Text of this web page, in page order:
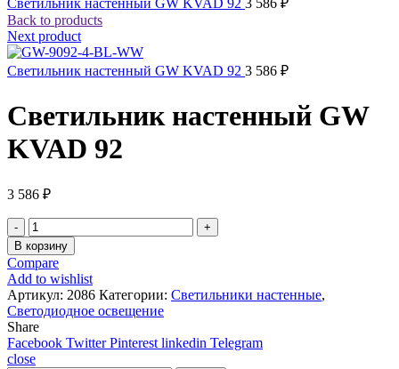
Светильник настенный GW KVAD 92 3 586 ₽
Back to products
Next product
Светильник настенный GW KVAD 92 3 586 ₽
Светильник настенный GW
KVAD 92
3 586 ₽
Количество
товара
Светильник
настенный
GW
KVAD
92
В корзину
Compare
Add to wishlist
Артикул: 2086 Категории: Светильники настенные,
Светодиодное освещение
Share
Facebook Twitter Pinterest linkedin Telegram
close